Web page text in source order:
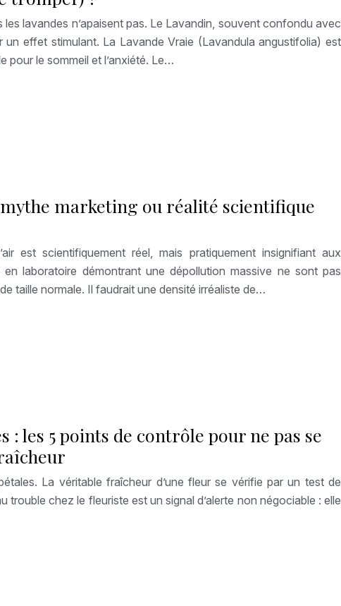
les lavandes n’apaisent pas. Le Lavandin, souvent confondu avec
un effet stimulant. La Lavande Vraie (Lavandula angustifolia) est
pour le sommeil et l’anxiété. Le…
marketing ou réalité scientifique
est scientifiquement réel, mais pratiquement insignifiant aux
laboratoire démontrant une dépollution massive ne sont pas
taille normale. Il faudrait une densité irréaliste de…
: les 5 points de contrôle pour ne pas se
La véritable fraîcheur d’une fleur se vérifie par un test de
trouble chez le fleuriste est un signal d’alerte non négociable : elle